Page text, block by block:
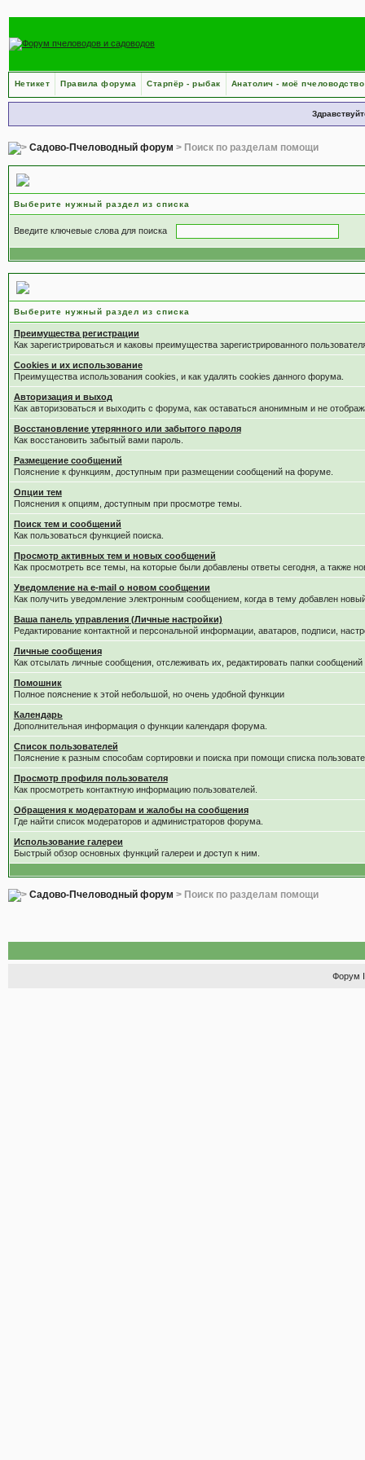
Нетикет Правила форума Старпёр - рыбак Анатолич - моё пчеловодство
Садово-Пчеловодный форум > Поиск по разделам помощи
Выберите нужный раздел из списка
Введите ключевые слова для поиска
Выберите нужный раздел из списка
Преимущества регистрации
Как зарегистрироваться и каковы преимущества зарегистрированного
Cookies и их использование
Преимущества использования cookies, и как удалять cookies данного форума.
Авторизация и выход
Как авторизоваться и выходить с форума, как оставаться анонимным и не
Восстановление утерянного или забытого пароля
Как восстановить забытый вами пароль.
Размещение сообщений
Пояснение к функциям, доступным при размещении сообщений на форуме.
Опции тем
Пояснения к опциям, доступным при просмотре темы.
Поиск тем и сообщений
Как пользоваться функцией поиска.
Просмотр активных тем и новых сообщений
Как просмотреть все темы, на которые были добавлены ответы сегодня, а также
Уведомление на е-mail о новом сообщении
Как получить уведомление электронным сообщением, когда в тему добавлен
Ваша панель управления (Личные настройки)
Редактирование контактной и персональной информации, аватаров, подписи,
Личные сообщения
Как отсылать личные сообщения, отслеживать их, редактировать папки
Помошник
Полное пояснение к этой небольшой, но очень удобной функции
Календарь
Дополнительная информация о функции календаря форума.
Список пользователей
Пояснение к разным способам сортировки и поиска при помощи списка
Просмотр профиля пользователя
Как просмотреть контактную информацию пользователей.
Обращения к модераторам и жалобы на сообщения
Где найти список модераторов и администраторов форума.
Использование галереи
Быстрый обзор основных функций галереи и доступ к ним.
Садово-Пчеловодный форум > Поиск по разделам помощи
Форум